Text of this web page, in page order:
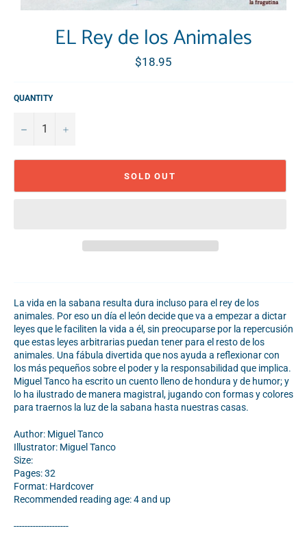
EL Rey de los Animales
Regular
price
$18.95
QUANTITY
− +
SOLD OUT
La vida en la sabana resulta dura incluso para el rey de los
animales. Por eso un día el león decide que va a empezar a dictar
leyes que le faciliten la vida a él, sin preocuparse por la repercusión
que estas leyes arbitrarias puedan tener para el resto de los
animales. Una fábula divertida que nos ayuda a reflexionar con
los más pequeños sobre el poder y la responsabilidad que implica.
Miguel Tanco ha escrito un cuento lleno de hondura y de humor; y
lo ha ilustrado de manera magistral, jugando con formas y colores
para traernos la luz de la sabana hasta nuestras casas.
Author: Miguel Tanco
Illustrator: Miguel Tanco
Size:
Pages: 32
Format: Hardcover
Recommended reading age: 4 and up
--------------------